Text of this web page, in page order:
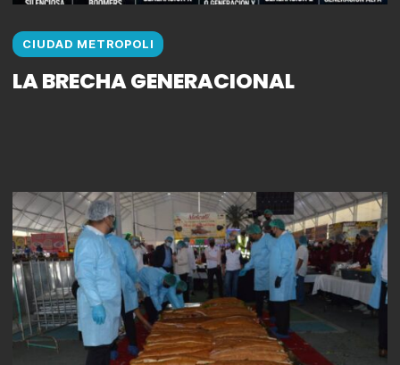
CIUDAD METROPOLI
LA BRECHA GENERACIONAL